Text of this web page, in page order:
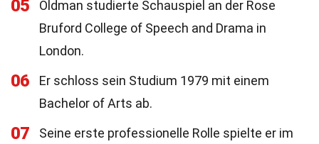
05
Oldman studierte Schauspiel an der Rose
Bruford College of Speech and Drama in
London.
06
Er schloss sein Studium 1979 mit einem
Bachelor of Arts ab.
07
Seine erste professionelle Rolle spielte er im